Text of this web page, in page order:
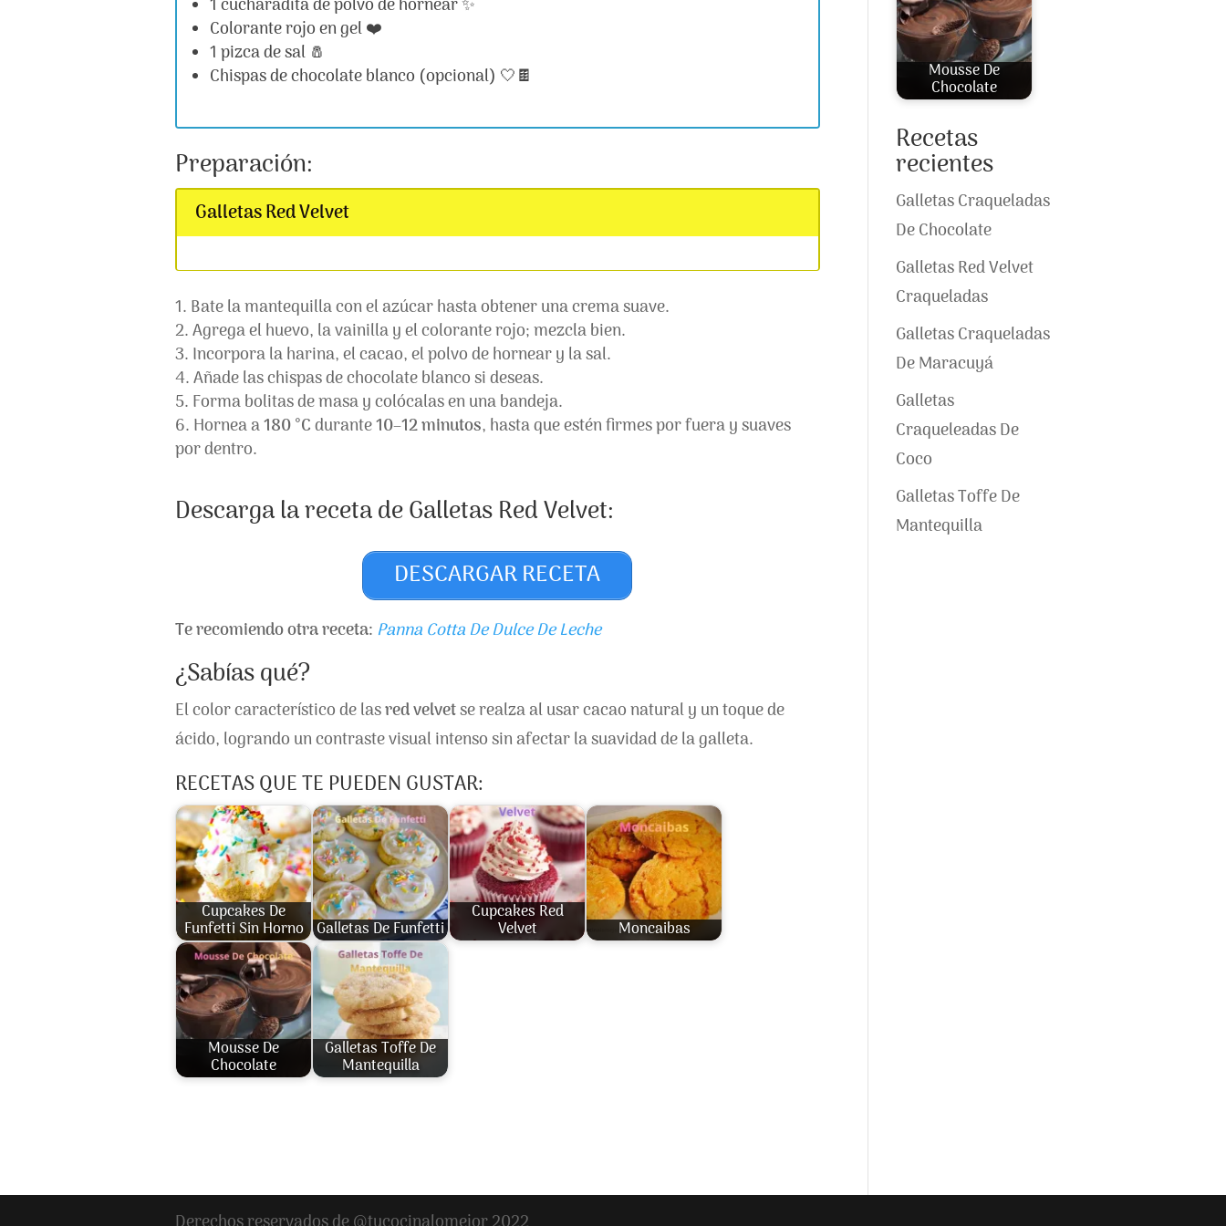
1 cucharadita de polvo de hornear ✨
Colorante rojo en gel ❤️
1 pizca de sal 🧂
Chispas de chocolate blanco (opcional) 🤍🍫
Preparación:
Galletas Red Velvet
Bate la mantequilla con el azúcar hasta obtener una crema suave.
Agrega el huevo, la vainilla y el colorante rojo; mezcla bien.
Incorpora la harina, el cacao, el polvo de hornear y la sal.
Añade las chispas de chocolate blanco si deseas.
Forma bolitas de masa y colócalas en una bandeja.
Hornea a180 °Cdurante10–12 minutos, hasta que estén firmes por fuera y suaves
por dentro.
Descarga la receta de Galletas Red Velvet:
DESCARGAR RECETA
Te recomiendo otra receta: Panna Cotta De Dulce De Leche
¿Sabías qué?
El color característico de lasred velvetse realza al usar cacao natural y un toque de
ácido, logrando un contraste visual intenso sin afectar la suavidad de la galleta.
RECETAS QUE TE PUEDEN GUSTAR:
Cupcakes De
Funfetti Sin Horno Galletas De Funfetti
Cupcakes Red
Velvet Moncaibas
Mousse De
Chocolate
Galletas Toffe De
Mantequilla
Mousse De
Chocolate
Recetas
recientes
Galletas Craqueladas
De Chocolate
Galletas Red Velvet
Craqueladas
Galletas Craqueladas
De Maracuyá
Galletas
Craqueleadas De
Coco
Galletas Toffe De
Mantequilla